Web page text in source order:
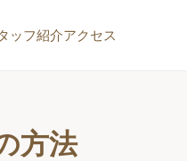
ッフ紹介アクセス
方法